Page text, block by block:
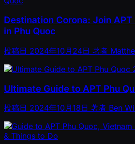
Destination Corona: Join
in Phu Quoc
投稿日 2024年10月24日 著者
Ultimate Guide to APT Phu
投稿日 2024年10月18日 著者 Ben